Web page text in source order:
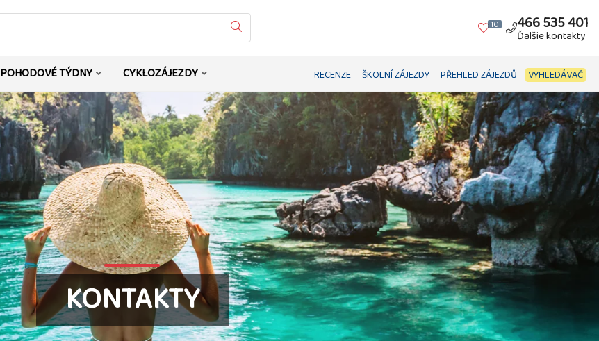
Vyhledat 10 466 535 401
Ďalšie kontakty
POHODOVÉ TÝDNY CYKLOZÁJEZDY RECENZE ŠKOLNÍ ZÁJEZDY PŘEHLED ZÁJEZDŮ VYHLEDÁVAČ
KONTAKTY